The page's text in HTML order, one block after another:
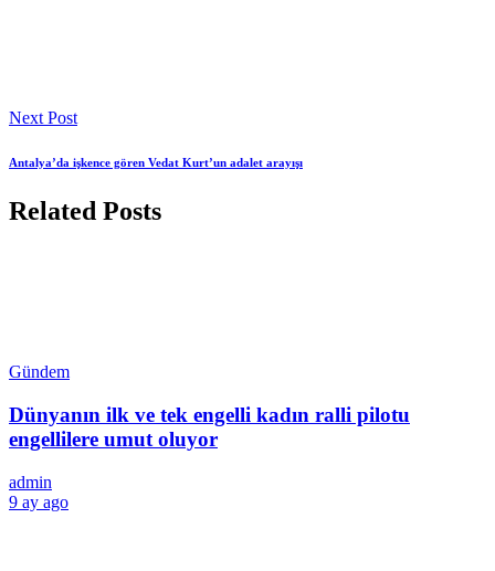
Next Post
Antalya’da işkence gören Vedat Kurt’un adalet arayışı
Related Posts
Gündem
Dünyanın ilk ve tek engelli kadın ralli pilotu
engellilere umut oluyor
admin
9 ay ago